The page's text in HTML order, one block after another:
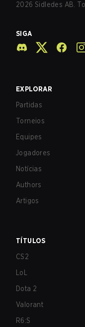
2026 Sidledes AB.
SIGA
EXPLORAR
Partidas
Torneios
Equipes
Jogadores
Notícias
Authors
Artigos
TÍTULOS
CS2
LoL
Dota 2
Valorant
R6:S